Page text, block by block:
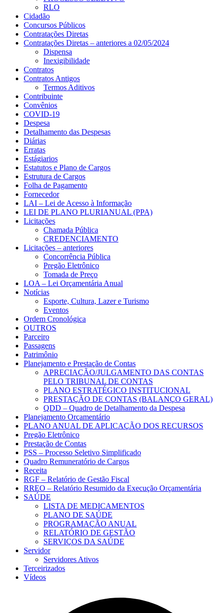
RLO
Cidadão
Concursos Públicos
Contratações Diretas
Contratações Diretas – anteriores a 02/05/2024
Dispensa
Inexigibilidade
Contratos
Contratos Antigos
Termos Aditivos
Contribuinte
Convênios
COVID-19
Despesa
Detalhamento das Despesas
Diárias
Erratas
Estágiarios
Estatutos e Plano de Cargos
Estrutura de Cargos
Folha de Pagamento
Fornecedor
LAI – Lei de Acesso à Informação
LEI DE PLANO PLURIANUAL (PPA)
Licitações
Chamada Pública
CREDENCIAMENTO
Licitações – anteriores
Concorrência Pública
Pregão Eletrônico
Tomada de Preço
LOA – Lei Orçamentária Anual
Notícias
Esporte, Cultura, Lazer e Turismo
Eventos
Ordem Cronológica
OUTROS
Parceiro
Passagens
Patrimônio
Planejamento e Prestação de Contas
APRECIAÇÃO/JULGAMENTO DAS CONTAS
PELO TRIBUNAL DE CONTAS
PLANO ESTRATÉGICO INSTITUCIONAL
PRESTAÇÃO DE CONTAS (BALANÇO GERAL)
QDD – Quadro de Detalhamento da Despesa
Planejamento Orçamentário
PLANO ANUAL DE APLICAÇÃO DOS RECURSOS
Pregão Eletrônico
Prestação de Contas
PSS – Processo Seletivo Simplificado
Quadro Remuneratório de Cargos
Receita
RGF – Relatório de Gestão Fiscal
RREO – Relatório Resumido da Execução Orçamentária
SAÚDE
LISTA DE MEDICAMENTOS
PLANO DE SAÚDE
PROGRAMAÇÃO ANUAL
RELATÓRIO DE GESTÃO
SERVIÇOS DA SAÚDE
Servidor
Servidores Ativos
Terceirizados
Vídeos